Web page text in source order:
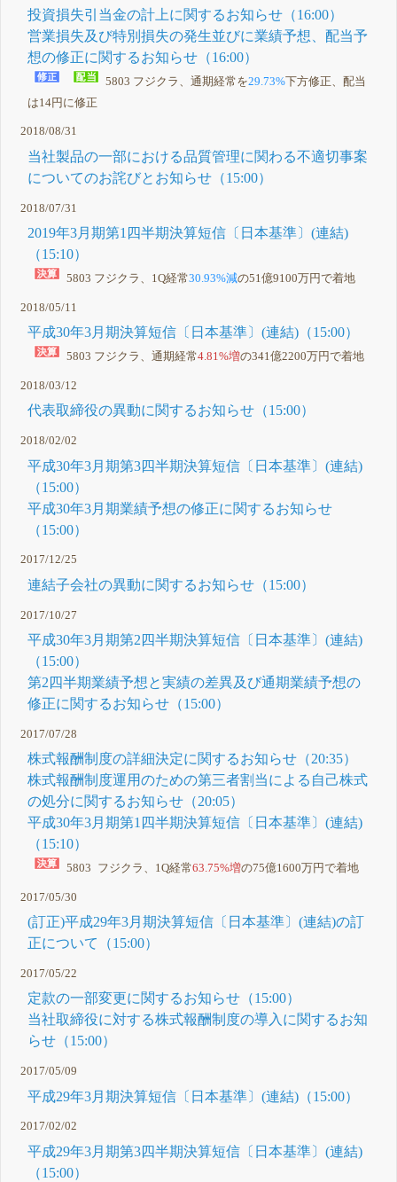
投資損失引当金の計上に関するお知らせ（16:00）
営業損失及び特別損失の発生並びに業績予想、配当予
想の修正に関するお知らせ（16:00）
5803 フジクラ、通期経常を29.73%下方修正、配当
は14円に修正
2018/08/31
当社製品の一部における品質管理に関わる不適切事案
についてのお詫びとお知らせ（15:00）
2018/07/31
2019年3月期第1四半期決算短信〔日本基準〕(連結)
（15:10）
5803 フジクラ、1Q経常30.93%減の51億9100万円で着地
2018/05/11
平成30年3月期決算短信〔日本基準〕(連結)（15:00）
5803 フジクラ、通期経常4.81%増の341億2200万円で着地
2018/03/12
代表取締役の異動に関するお知らせ（15:00）
2018/02/02
平成30年3月期第3四半期決算短信〔日本基準〕(連結)
（15:00）
平成30年3月期業績予想の修正に関するお知らせ
（15:00）
2017/12/25
連結子会社の異動に関するお知らせ（15:00）
2017/10/27
平成30年3月期第2四半期決算短信〔日本基準〕(連結)
（15:00）
第2四半期業績予想と実績の差異及び通期業績予想の
修正に関するお知らせ（15:00）
2017/07/28
株式報酬制度の詳細決定に関するお知らせ（20:35）
株式報酬制度運用のための第三者割当による自己株式
の処分に関するお知らせ（20:05）
平成30年3月期第1四半期決算短信〔日本基準〕(連結)
（15:10）
5803 フジクラ、1Q経常63.75%増の75億1600万円で着地
2017/05/30
(訂正)平成29年3月期決算短信〔日本基準〕(連結)の訂
正について（15:00）
2017/05/22
定款の一部変更に関するお知らせ（15:00）
当社取締役に対する株式報酬制度の導入に関するお知
らせ（15:00）
2017/05/09
平成29年3月期決算短信〔日本基準〕(連結)（15:00）
2017/02/02
平成29年3月期第3四半期決算短信〔日本基準〕(連結)
（15:00）